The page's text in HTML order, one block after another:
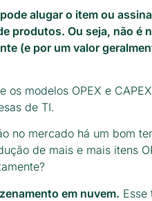
alugar o item ou
produtos. Ou seja, não é
(e por um valor
os modelos OPEX e
de TI.
no mercado há um bom
de mais e mais itens
em nuvem.